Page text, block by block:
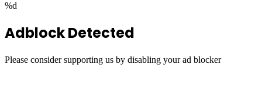
%d
Adblock Detected
Please consider supporting us by disabling your ad blocker